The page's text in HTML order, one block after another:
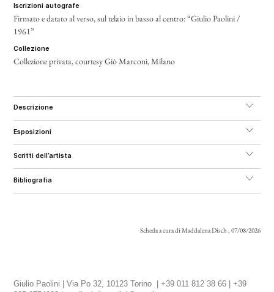
iscrizioni autografe
Firmato e datato al verso, sul telaio in basso al centro: “Giulio Paolini /
1961”
collezione
Collezione privata, courtesy Giò Marconi, Milano
descrizione
esposizioni
scritti dell’artista
bibliografia
Scheda a cura di Maddalena Disch , 07/08/2026
Giulio Paolini | Via Po 32, 10123 Torino | +39 011 812 38 66 | +39